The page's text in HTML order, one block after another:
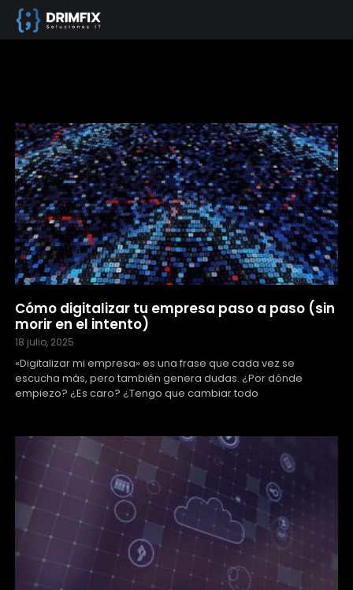
Cómo digitalizar tu empresa paso a paso (sin
morir en el intento)
18 julio, 2025
«Digitalizar mi empresa» es una frase que cada vez se
escucha más, pero también genera dudas. ¿Por dónde
empiezo? ¿Es caro? ¿Tengo que cambiar todo